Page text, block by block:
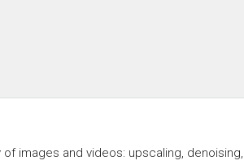
images and videos: upscaling, denoising,